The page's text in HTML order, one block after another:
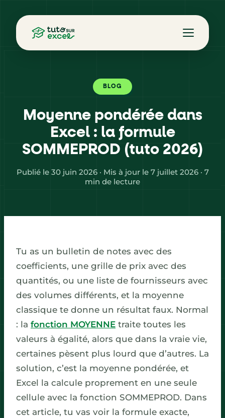
BLOG
Moyenne pondérée dans
Excel : la formule
SOMMEPROD (tuto 2026)
Publié le 30 juin 2026 · Mis à jour le 7 juillet 2026 · 7
min de lecture
Tu as un bulletin de notes avec des
coefficients, une grille de prix avec des
quantités, ou une liste de fournisseurs avec
des volumes différents, et la moyenne
classique te donne un résultat faux. Normal
: la fonction MOYENNE traite toutes les
valeurs à égalité, alors que dans la vraie vie,
certaines pèsent plus lourd que d’autres. La
solution, c’est la moyenne pondérée, et
Excel la calcule proprement en une seule
cellule avec la fonction SOMMEPROD. Dans
cet article, tu vas voir la formule exacte,